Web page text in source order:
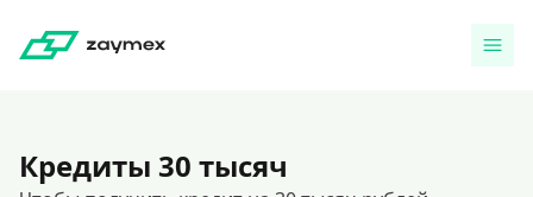
Кредиты 30 тысяч